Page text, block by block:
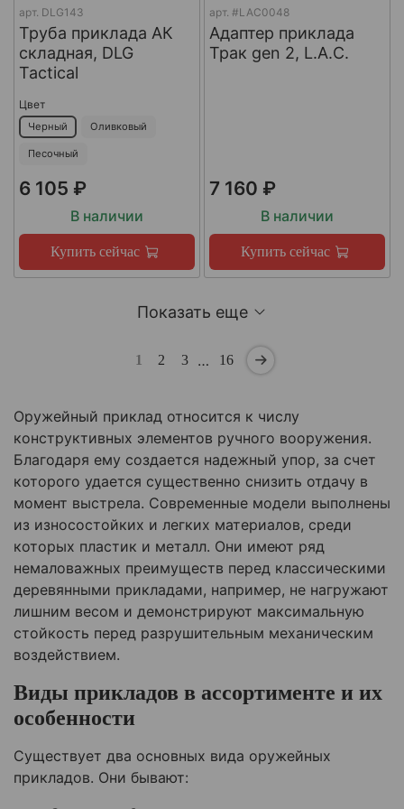
арт. DLG143
Труба приклада АК
складная, DLG
Tactical
Цвет
Черный Оливковый
Песочный
6 105 ₽
В наличии
Купить сейчас
арт. #LAC0048
Адаптер приклада
Трак gen 2, L.A.C.
7 160 ₽
В наличии
Купить сейчас
Показать еще
1 2 3 … 16
Оружейный приклад относится к числу
конструктивных элементов ручного вооружения.
Благодаря ему создается надежный упор, за счет
которого удается существенно снизить отдачу в
момент выстрела. Современные модели выполнены
из износостойких и легких материалов, среди
которых пластик и металл. Они имеют ряд
немаловажных преимуществ перед классическими
деревянными прикладами, например, не нагружают
лишним весом и демонстрируют максимальную
стойкость перед разрушительным механическим
воздействием.
Виды прикладов в ассортименте и их
особенности
Существует два основных вида оружейных
прикладов. Они бывают: